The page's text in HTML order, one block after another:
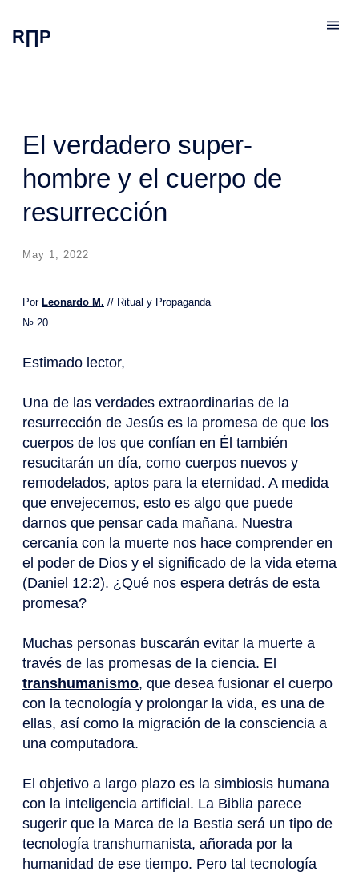
R∏P
El verdadero super-
hombre y el cuerpo de
resurrección
May 1, 2022
Por Leonardo M. // Ritual y Propaganda
№ 20
Estimado lector,
Una de las verdades extraordinarias de la
resurrección de Jesús es la promesa de que los
cuerpos de los que confían en Él también
resucitarán un día, como cuerpos nuevos y
remodelados, aptos para la eternidad. A medida
que envejecemos, esto es algo que puede
darnos que pensar cada mañana. Nuestra
cercanía con la muerte nos hace comprender en
el poder de Dios y el significado de la vida eterna
(Daniel 12:2). ¿Qué nos espera detrás de esta
promesa?
Muchas personas buscarán evitar la muerte a
través de las promesas de la ciencia. El
transhumanismo, que desea fusionar el cuerpo
con la tecnología y prolongar la vida, es una de
ellas, así como la migración de la consciencia a
una computadora.
El objetivo a largo plazo es la simbiosis humana
con la inteligencia artificial. La Biblia parece
sugerir que la Marca de la Bestia será un tipo de
tecnología transhumanista, añorada por la
humanidad de ese tiempo. Pero tal tecnología